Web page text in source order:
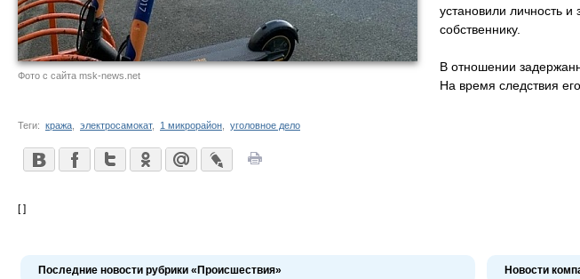
Фото с сайта msk-news.net
установили личность
собственнику.
В отношении
На время следствия
Теги: кража электросамокат, 1 микрорайон уголовное дело
[ ]
Последние новости рубрики «Происшествия» Новости